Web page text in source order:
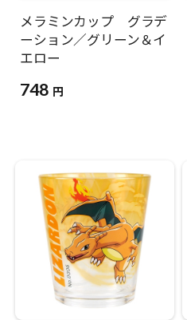
メラミンカップ グラデ
ーション／グリーン＆イ
エロー
748 円